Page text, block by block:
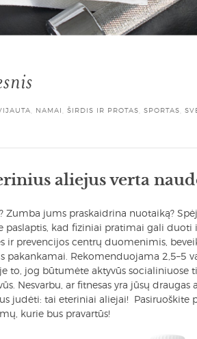
NAMAI ŠIRDIS IR PROTAS SPORTAS
aliejus verta
Zumba jums praskaidrina nuotaiką?
paslaptis, kad fiziniai pratimai gali duoti
ir prevencijos centrų duomenimis,
pakankamai. Rekomenduojama 2,5–5
to, jog būtumėte aktyvūs socialiniuose
Nesvarbu, ar fitnesas yra jūsų draugas
judėti: tai eteriniai aliejai! Pasiruoškite
kurie bus pravartūs!